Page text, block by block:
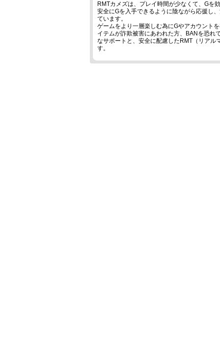
RMTカメズは、プレイ時間が少なくて、Gを
安全にGを入手できるように陰ながら応援し
ています。
ゲームをより一層楽しむ為にGやアカウント
イテムが詐欺被害にあわれた方、BANを恐れ
なサポートと、安全に配慮したRMT（リアル
す。